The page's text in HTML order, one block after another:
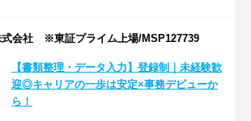
式会社 ※東証プライム上場/MSP127739
【書類整理・データ入力】登録制｜未経験歓
迎◎キャリアの一歩は安定×事務デビューか
ら！